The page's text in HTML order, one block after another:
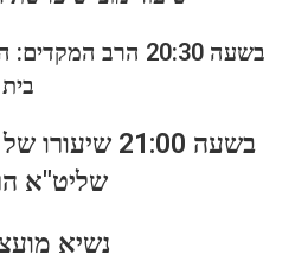
בשעה 20:30 הרב
בשעה 21:00
שליט"א
נשיא